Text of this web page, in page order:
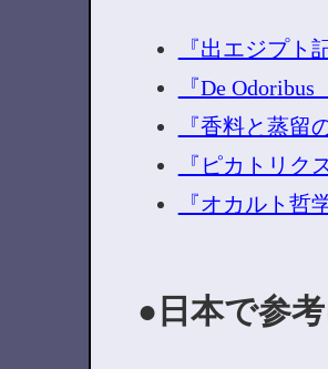
『出エジプト
『De
『香料と蒸留
『ピカトリク
『オカルト哲
日本で参